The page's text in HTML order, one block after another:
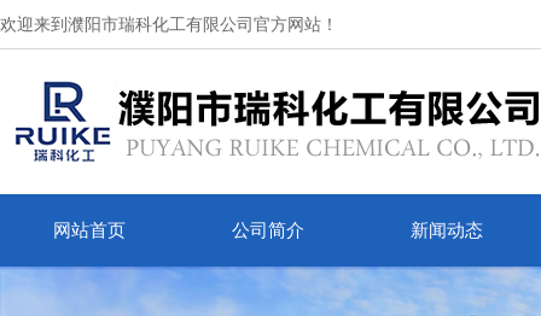
欢迎来到濮阳市瑞科化工有限公司官方网站！
网站首页 公司简介 新闻动态